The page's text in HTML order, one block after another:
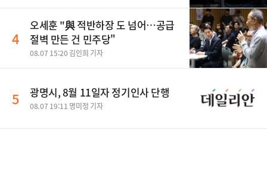
4
오세훈 "與 적반하장 도 넘어…공급
절벽 만든 건 민주당"
08.07 15:20 김인희 기자
5 광명시, 8월 11일자 정기인사 단행
08.07 19:11 명미정 기자